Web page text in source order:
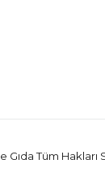
Tüm Hakları